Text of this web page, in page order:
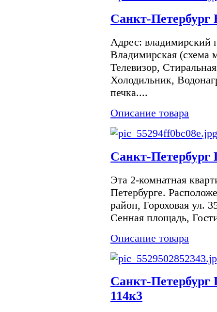
Санкт-Петербург
Адрес: владимирский
Владимирская (схема
Телевизор,
Холодильник,
печка....
Описание товара
Санкт-Петербург
Эта 2-комнатная
Петербурге.
район, Гороховая ул.
Сенная площадь,
Описание товара
Санкт-Петербург
114к3